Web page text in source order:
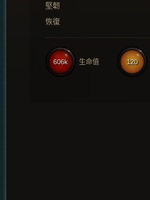
堅韌
恢復
120
606k 生命值